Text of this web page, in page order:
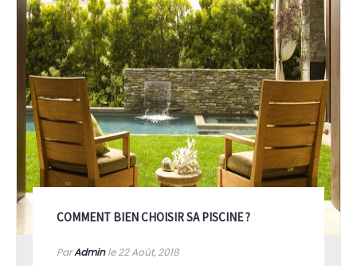
COMMENT BIEN CHOISIR SA PISCINE ?
ParAdminle 22Août, 2018